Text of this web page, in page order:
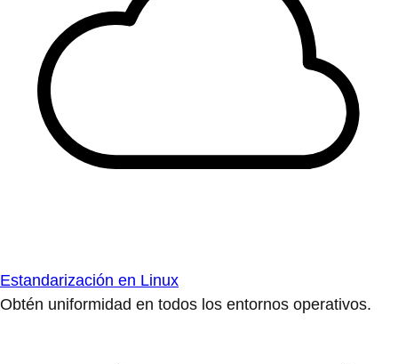
Estandarización en Linux
Obtén uniformidad en todos los entornos operativos.